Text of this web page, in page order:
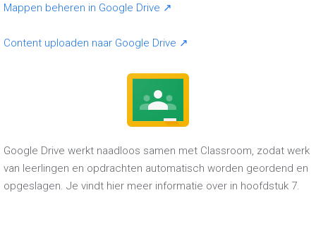
Mappen beheren in Google Drive ↗
Content uploaden naar Google Drive ↗
Google Drive werkt naadloos samen met Classroom, zodat werk
van leerlingen en opdrachten automatisch worden geordend en
opgeslagen. Je vindt hier meer informatie over in hoofdstuk 7.